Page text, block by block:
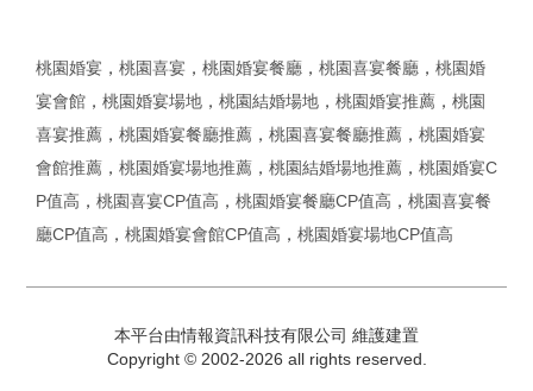
桃園婚宴 ， 桃園喜宴 ， 桃園婚宴餐廳 ， 桃園喜宴餐廳 ， 桃園婚
宴會館 ， 桃園婚宴場地 ， 桃園結婚場地 ， 桃園婚宴推薦 ， 桃園
喜宴推薦 ， 桃園婚宴餐廳推薦 ， 桃園喜宴餐廳推薦 ， 桃園婚宴
會館推薦 ， 桃園婚宴場地推薦 ， 桃園結婚場地推薦 ， 桃園婚宴C
P值高 ， 桃園喜宴CP值高 ， 桃園婚宴餐廳CP值高 ， 桃園喜宴餐
廳CP值高 ， 桃園婚宴會館CP值高 ， 桃園婚宴場地CP值高
本平台由情報資訊科技有限公司 維護建置
Copyright © 2002-2026 all rights reserved.